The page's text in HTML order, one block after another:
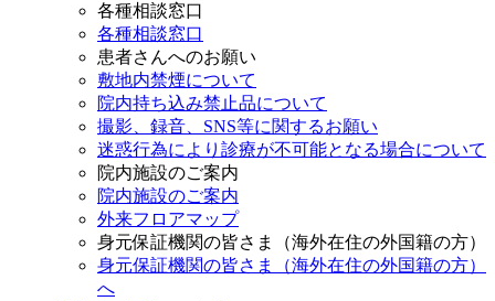
各種相談窓口
各種相談窓口
患者さんへのお願い
敷地内禁煙について
院内持ち込み禁止品について
撮影、録音、SNS等に関するお願い
迷惑行為により診療が不可能となる場合について
院内施設のご案内
院内施設のご案内
外来フロアマップ
身元保証機関の皆さま（海外在住の外国籍の方）
身元保証機関の皆さま（海外在住の外国籍の方）
へ